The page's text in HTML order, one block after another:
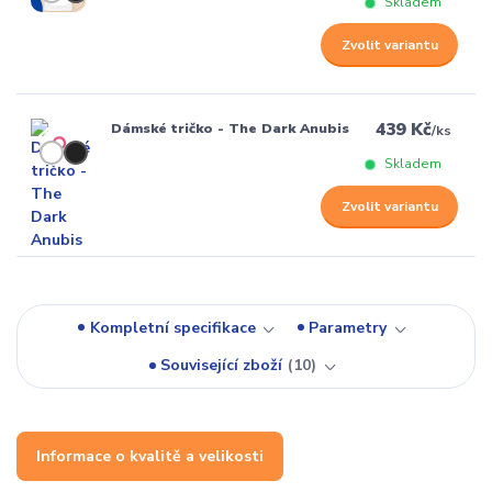
Zvolit variantu
Dámské tričko - The Dark Anubis 439 Kč/ks
Skladem
Zvolit variantu
Kompletní specifikace
Parametry
Související zboží
10
Informace o kvalitě a velikosti